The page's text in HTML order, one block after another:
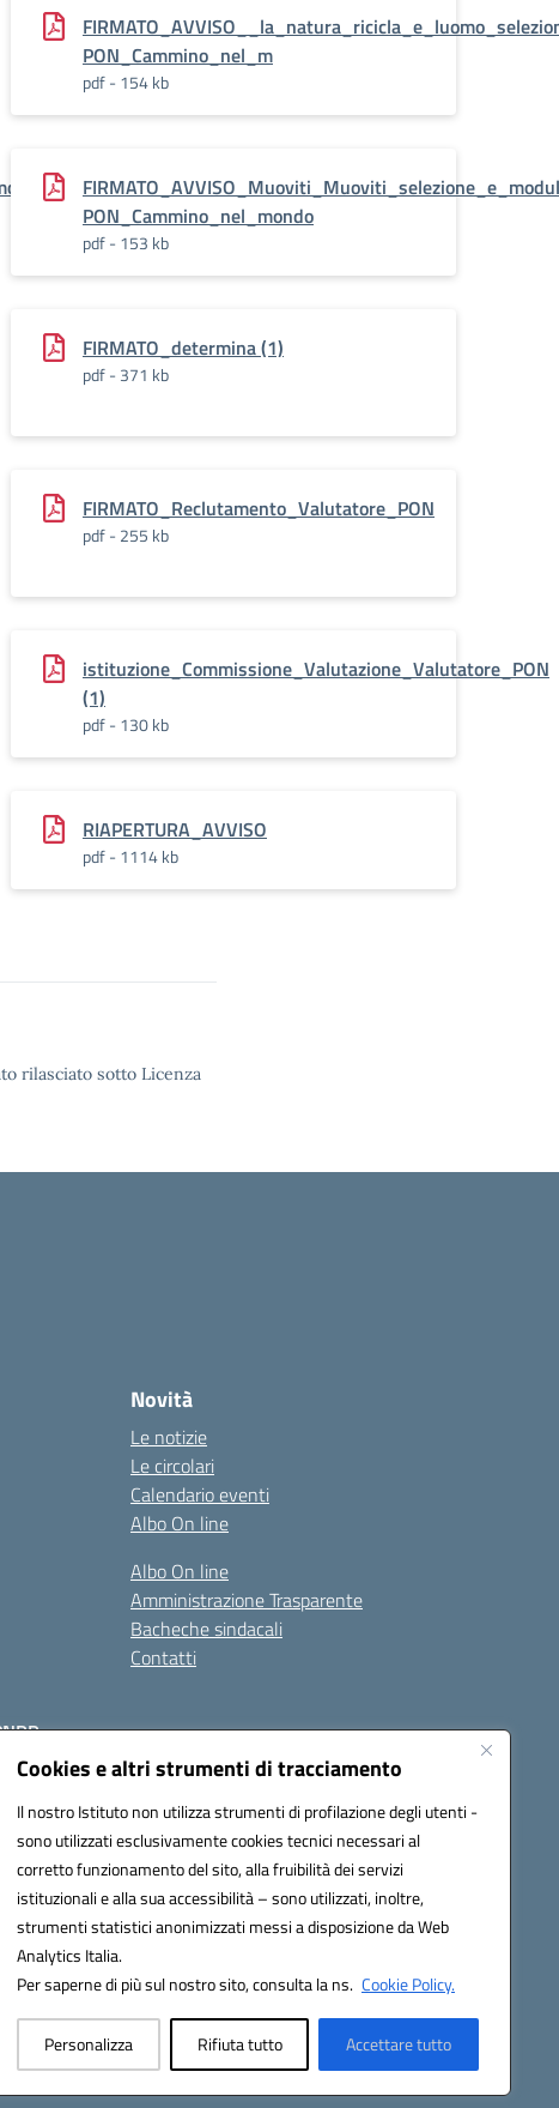
Cookies e altri strumenti di tracciamento
Il nostro Istituto non utilizza strumenti di profilazione degli utenti -
sono utilizzati esclusivamente cookies tecnici necessari al
corretto funzionamento del sito, alla fruibilità dei servizi
istituzionali e alla sua accessibilità – sono utilizzati, inoltre,
strumenti statistici anonimizzati messi a disposizione da Web
Analytics Italia.
Per saperne di più sul nostro sito, consulta la ns. Cookie Policy.
Personalizza Rifiuta tutto Accettare tutto
PON_Cammino_nel_m
pdf - 154 kb
PON_Cammino_nel_mondo
pdf - 153 kb
FIRMATO_determina (1)
pdf - 371 kb
FIRMATO_Reclutamento_Valutatore_PON
pdf - 255 kb
istituzione_Commissione_Valutazione_Valutatore_PON
(1)
pdf - 130 kb
RIAPERTURA_AVVISO
pdf - 1114 kb
rilasciato sotto Licenza
Novità
Le notizie
Le circolari
Calendario eventi
Albo On line
Albo On line
Amministrazione Trasparente
Bacheche sindacali
Contatti